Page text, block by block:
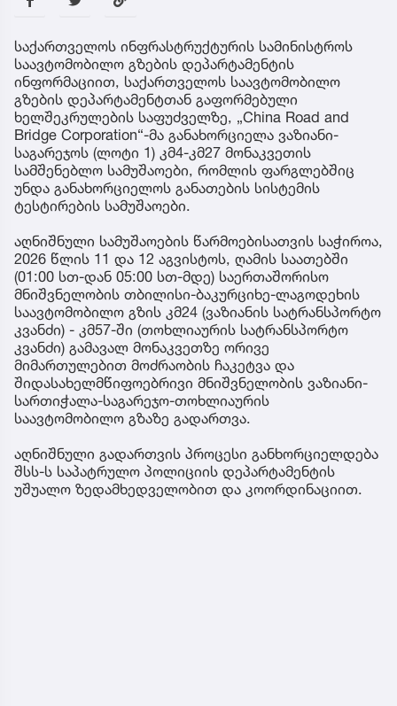
საქართველოს ინფრასტრუქტურის სამინისტროს
საავტომობილო გზების დეპარტამენტის
ინფორმაციით, საქართველოს საავტომობილო
გზების დეპარტამენტთან გაფორმებული
ხელშეკრულების საფუძველზე, „China Road and
Bridge Corporation“-მა განახორციელა ვაზიანი-
საგარეჯოს (ლოტი 1) კმ4-კმ27 მონაკვეთის
სამშენებლო სამუშაოები, რომლის ფარგლებშიც
უნდა განახორციელოს განათების სისტემის
ტესტირების სამუშაოები.
აღნიშნული სამუშაოების წარმოებისათვის საჭიროა,
2026 წლის 11 და 12 აგვისტოს, ღამის საათებში
(01:00 სთ-დან 05:00 სთ-მდე) საერთაშორისო
მნიშვნელობის თბილისი-ბაკურციხე-ლაგოდეხის
საავტომობილო გზის კმ24 (ვაზიანის სატრანსპორტო
კვანძი) - კმ57-ში (თოხლიაურის სატრანსპორტო
კვანძი) გამავალ მონაკვეთზე ორივე
მიმართულებით მოძრაობის ჩაკეტვა და
შიდასახელმწიფოებრივი მნიშვნელობის ვაზიანი-
სართიჭალა-საგარეჯო-თოხლიაურის
საავტომობილო გზაზე გადართვა.
აღნიშნული გადართვის პროცესი განხორციელდება
შსს-ს საპატრულო პოლიციის დეპარტამენტის
უშუალო ზედამხედველობით და კოორდინაციით.